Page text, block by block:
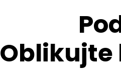
Oblikujte